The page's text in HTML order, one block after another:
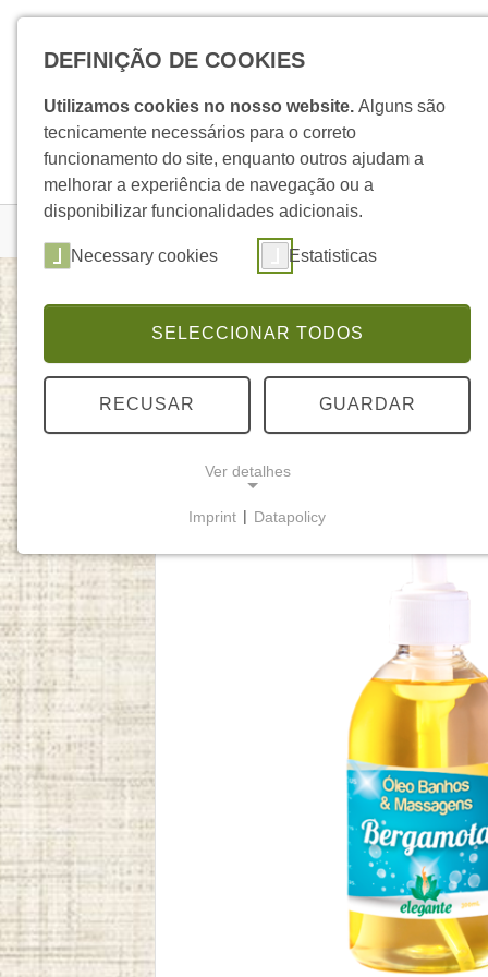
Skip to main navigation
Skip to main content
Skip to page footer
You are here:
Óleo Banhos & Massagens Bergamota
ELEGANTE
DEFINIÇÃO DE COOKIES
Utilizamos cookies no nosso website. Alguns são
tecnicamente necessários para o correto
funcionamento do site, enquanto outros ajudam a
melhorar a experiência de navegação ou a
disponibilizar funcionalidades adicionais.
Necessary cookies Estatisticas
SELECCIONAR TODOS
RECUSAR GUARDAR
Ver detalhes
Cookies necessários
básicas e são essenciais para o funcionamento
adequado do website.
Name:
cookie_consent
Purpose:
Este cookie armazena as opções
de consentimento selecionadas
Cookie
duration:
Imprint | Datapolicy